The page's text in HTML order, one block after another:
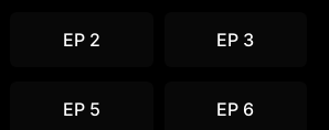
EP 2 EP 3
EP 5 EP 6